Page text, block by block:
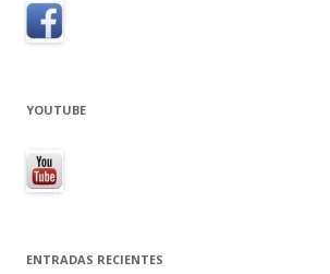
YOUTUBE
ENTRADAS RECIENTES